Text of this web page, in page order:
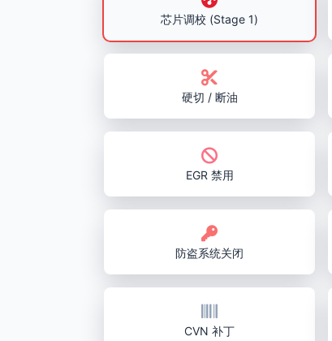
芯片调校 (Stage 1)
硬切 / 断油
EGR 禁用
防盗系统关闭
CVN 补丁